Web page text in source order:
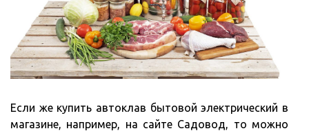
Если же купить автоклав бытовой электрический в
магазине, например, на сайте Садовод, то можно